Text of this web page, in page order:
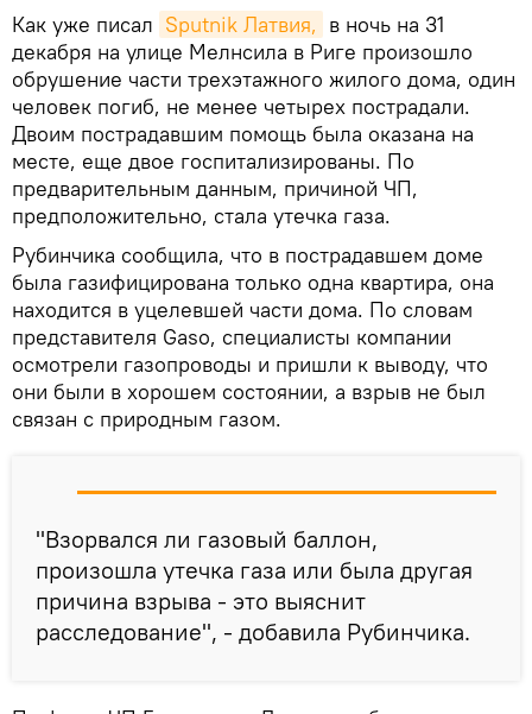
Как уже писал Sputnik Латвия, в ночь на 31
декабря на улице Мелнсила в Риге произошло
обрушение части трехэтажного жилого дома, один
человек погиб, не менее четырех пострадали.
Двоим пострадавшим помощь была оказана на
месте, еще двое госпитализированы. По
предварительным данным, причиной ЧП,
предположительно, стала утечка газа.
Рубинчика сообщила, что в пострадавшем доме
была газифицирована только одна квартира, она
находится в уцелевшей части дома. По словам
представителя Gaso, специалисты компании
осмотрели газопроводы и пришли к выводу, что
они были в хорошем состоянии, а взрыв не был
связан с природным газом.
"Взорвался ли газовый баллон,
произошла утечка газа или была другая
причина взрыва - это выяснит
расследование", - добавила Рубинчика.